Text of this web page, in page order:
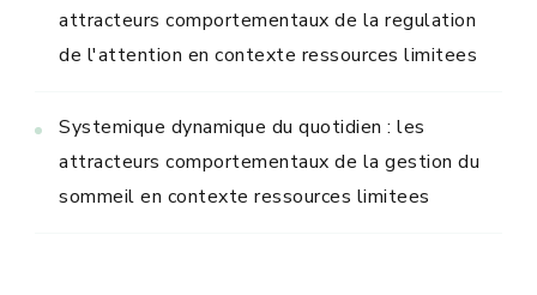
attracteurs comportementaux de la regulation
de l'attention en contexte ressources limitees
Systemique dynamique du quotidien : les
attracteurs comportementaux de la gestion du
sommeil en contexte ressources limitees